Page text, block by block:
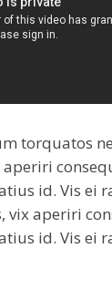
torquatos
aperiri
id. Vis ei
vix aperiri
id. Vis ei